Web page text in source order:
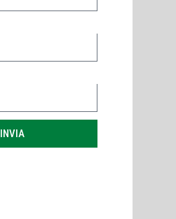
INVIA